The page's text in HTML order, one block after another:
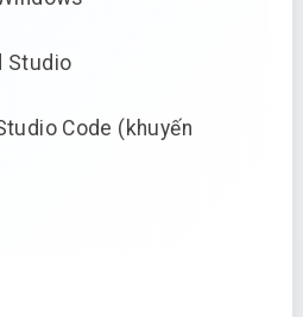
Studio
Code (khuyến